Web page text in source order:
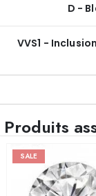
D -
VVS1 -
Produits
SALE